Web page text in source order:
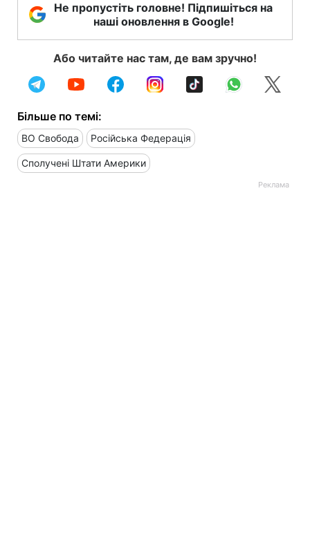
Не пропустіть головне! Підпишіться на
наші оновлення в Google!
Або читайте нас там, де вам зручно!
Більше по темі:
ВО Свобода Російська Федерація
Сполучені Штати Америки